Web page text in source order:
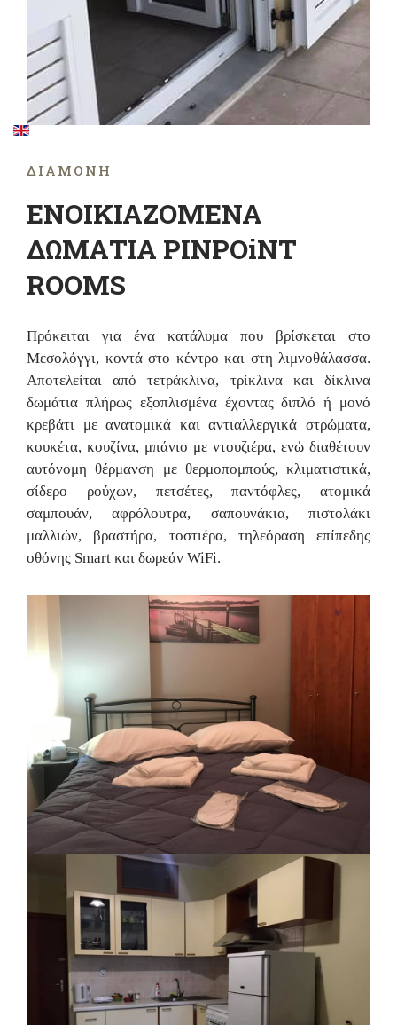
ΔΙΑΜΟΝΉ
ΕΝΟΙΚΙΑΖΟΜΕΝΑ
ΔΩΜΑΤΙΑ PINPOiNT
ROOMS
Πρόκειται για ένα κατάλυμα που βρίσκεται στο
Μεσολόγγι, κοντά στο κέντρο και στη λιμνοθάλασσα.
Αποτελείται από τετράκλινα, τρίκλινα και δίκλινα
δωμάτια πλήρως εξοπλισμένα έχοντας διπλό ή μονό
κρεβάτι με ανατομικά και αντιαλλεργικά στρώματα,
κουκέτα, κουζίνα, μπάνιο με ντουζιέρα, ενώ διαθέτουν
αυτόνομη θέρμανση με θερμοπομπούς, κλιματιστικά,
σίδερο ρούχων, πετσέτες, παντόφλες, ατομικά
σαμπουάν, αφρόλουτρα, σαπουνάκια, πιστολάκι
μαλλιών, βραστήρα, τοστιέρα, τηλεόραση επίπεδης
οθόνης Smart και δωρεάν WiFi.